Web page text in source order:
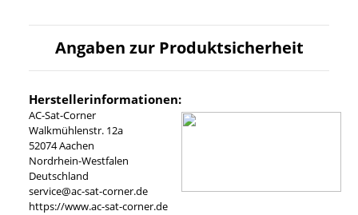
Angaben zur Produktsicherheit
Herstellerinformationen:
AC-Sat-Corner
Walkmühlenstr. 12a
52074 Aachen
Nordrhein-Westfalen
Deutschland
service@ac-sat-corner.de
https://www.ac-sat-corner.de